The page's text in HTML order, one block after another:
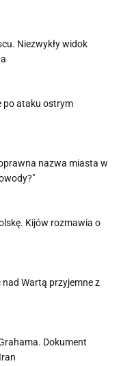
Niezwykły widok
po ataku ostrym
nazwa miasta w
Kijów rozmawia o
Wartą przyjemne z
Dokument